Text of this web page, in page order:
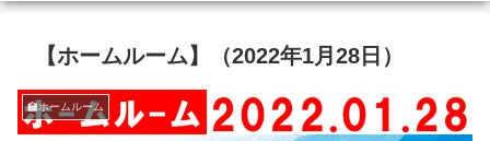
【ホームルーム】（2022年1月28日）
🏫ホームルーム